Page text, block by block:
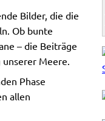
Bilder, die die
Ob bunte
– die Beiträge
Meere.
Phase
allen